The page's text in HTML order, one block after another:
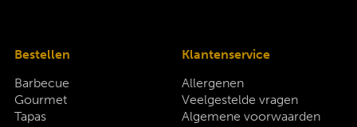
Bestellen
Barbecue
Gourmet
Tapas
Klantenservice
Allergenen
Veelgestelde vragen
Algemene voorwaarden